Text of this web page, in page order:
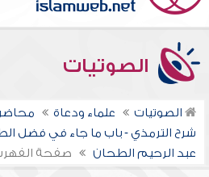
الصوتيات
الصوتيات علماء ودعاة
شرح الترمذي - باب ما جاء في فضل
عبد الرحيم الطحان
صفحة